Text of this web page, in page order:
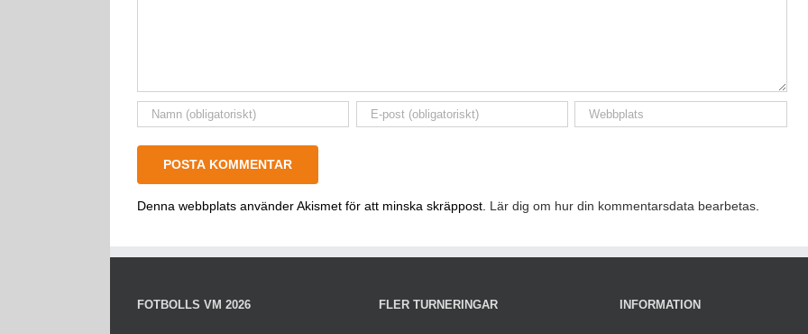
Denna webbplats använder Akismet för att minska skräppost. Lär dig om hur din kommentarsdata bearbetas
FOTBOLLS VM 2026 FLER TURNERINGAR INFORMATION